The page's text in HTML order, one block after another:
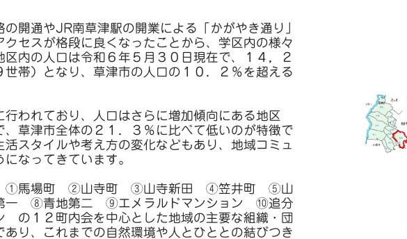
開通やJR南草津駅の開業による「かがやき通り」
セスが格段に良くなったことから、学区内の様々
内の人口は令和６年５月３０日現在で、１４，２
世帯）となり、草津市の人口の１０．２％を超える
われており、人口はさらに増加傾向にある地区
、草津市全体の２１．３％に比べて低いのが特徴で
スタイルや考え方の変化などもあり、地域コミュ
なってきています。
、①馬場町 ②山寺町 ③山寺新田 ④笠井町 ⑤山
⑧青地第二 ⑨エメラルドマンション ⑩追分
１２町内会を中心とした地域の主要な組織・団
り、これまでの自然環境や人とひととの結びつき